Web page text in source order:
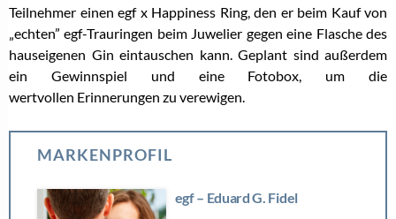
Teilnehmer einen egf x Happiness Ring, den er beim Kauf von
„echten” egf-Trauringen beim Juwelier gegen eine Flasche des
hauseigenen Gin eintauschen kann. Geplant sind außerdem
ein Gewinnspiel und eine Fotobox, um die
wertvollen Erinnerungen zu verewigen.
MARKENPROFIL
egf – Eduard G. Fidel